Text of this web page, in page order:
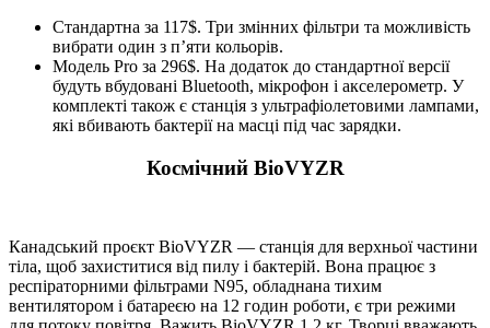
Стандартна за 117$. Три змінних фільтри та можливість
вибрати один з п’яти кольорів.
Модель Pro за 296$. На додаток до стандартної версії
будуть вбудовані Bluetooth, мікрофон і акселерометр. У
комплекті також є станція з ультрафіолетовими лампами,
які вбивають бактерії на масці під час зарядки.
Космічний BioVYZR
Канадський проєкт BioVYZR — станція для верхньої частини
тіла, щоб захиститися від пилу і бактерій. Вона працює з
респіраторними фільтрами N95, обладнана тихим
вентилятором і батареєю на 12 годин роботи, є три режими